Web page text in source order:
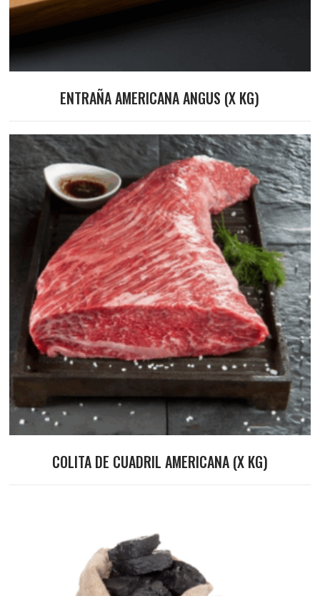
ENTRAÑA AMERICANA ANGUS (X KG)
COLITA DE CUADRIL AMERICANA (X KG)